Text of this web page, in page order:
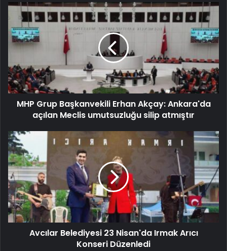
MHP Grup Başkanvekili Erhan Akçay: Ankara'da
açılan Meclis umutsuzluğu silip atmıştır
Avcılar Belediyesi 23 Nisan'da Irmak Arıcı
Konseri Düzenledi